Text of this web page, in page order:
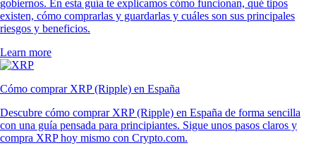
gobiernos. En esta guía te explicamos cómo funcionan, qué tipos
existen, cómo comprarlas y guardarlas y cuáles son sus principales
riesgos y beneficios.
Learn more
Cómo comprar XRP (Ripple) en España
Descubre cómo comprar XRP (Ripple) en España de forma sencilla
con una guía pensada para principiantes. Sigue unos pasos claros y
compra XRP hoy mismo con Crypto.com.